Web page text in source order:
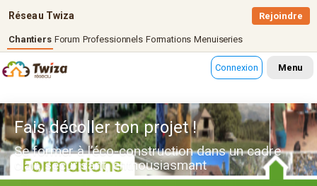
Réseau Twiza
Chantiers Forum Professionnels Formations Menuiseries
Rejoindre
Connexion Menu
Fais décoller ton projet !
Se former à l’éco-construction dans un cadre
clair, sécurisant, enthousiasmant